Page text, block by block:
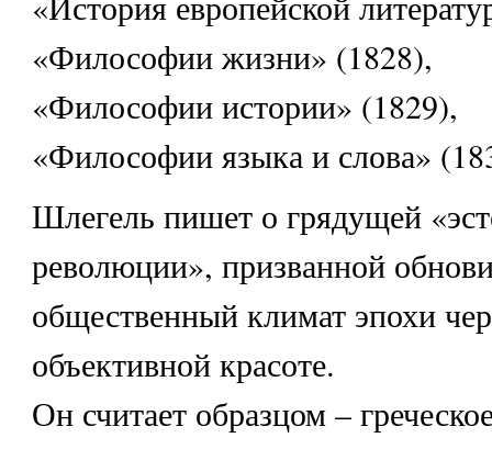
«Философии жизни» (1828),
«Философии истории» (1829),
«Философии языка и слова»
Шлегель пишет о грядущей
революции», призванной
общественный климат эпохи
объективной красоте.
Он считает образцом –